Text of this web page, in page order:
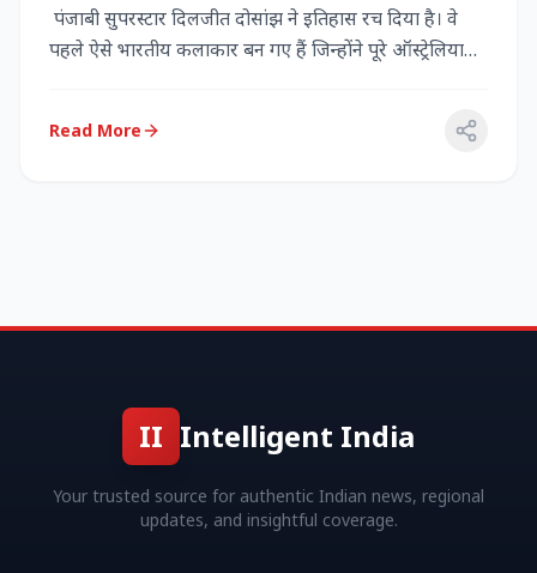
पंजाबी सुपरस्टार दिलजीत दोसांझ ने इतिहास रच दिया है। वे
पहले ऐसे भारतीय कलाकार बन गए हैं जिन्होंने पूरे ऑस्ट्रेलिया
Read More
II Intelligent India
Your trusted source for authentic Indian news, regional
updates, and insightful coverage.